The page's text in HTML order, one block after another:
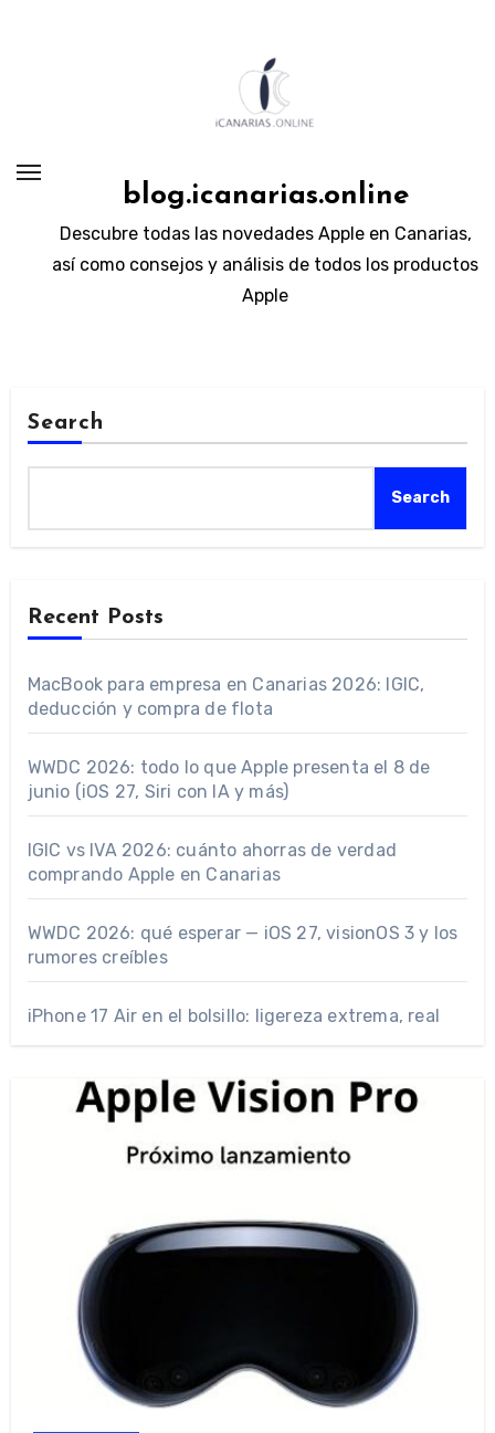
blog.icanarias.online
Descubre todas las novedades Apple en Canarias,
así como consejos y análisis de todos los productos
Apple
Search
Search
Recent Posts
MacBook para empresa en Canarias 2026: IGIC,
deducción y compra de flota
WWDC 2026: todo lo que Apple presenta el 8 de
junio (iOS 27, Siri con IA y más)
IGIC vs IVA 2026: cuánto ahorras de verdad
comprando Apple en Canarias
WWDC 2026: qué esperar — iOS 27, visionOS 3 y los
rumores creíbles
iPhone 17 Air en el bolsillo: ligereza extrema, real